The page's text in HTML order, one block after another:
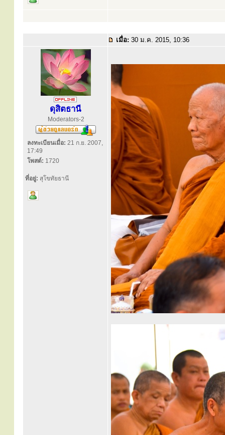
เมื่อ: 30 ม.ค. 2015, 10:36
ดุสิตธานี
Moderators-2
ลงทะเบียนเมื่อ: 21 ก.ย. 2007,
17:49
โพสต์: 1720
ที่อยู่: สุโขทัยธานี